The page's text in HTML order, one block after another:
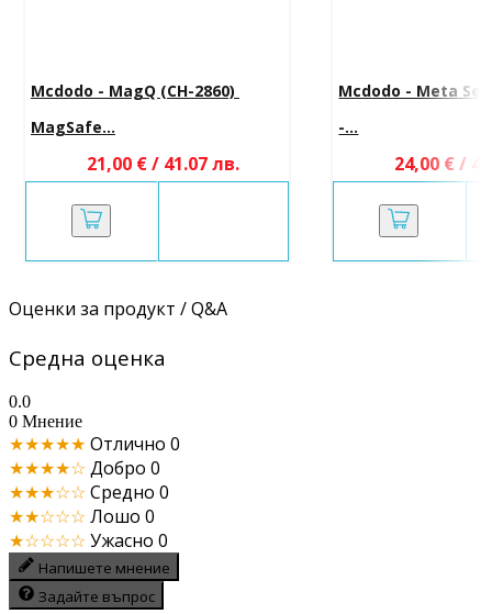
Mcdodo - MagQ (CH-2860)
MagSafe...
21,00 € / 41.07 лв.
Mcdodo - Meta
-...
24,00 € /
Оценки за продукт / Q&A
Средна оценка
0.0
0 Мнение
★★★★★ Отлично 0
★★★★☆ Добро 0
★★★☆☆ Средно 0
★★☆☆☆ Лошо 0
★☆☆☆☆ Ужасно 0
Напишете мнение
Задайте въпрос